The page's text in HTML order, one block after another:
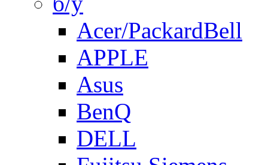
Acer/PackardBell
APPLE
Asus
BenQ
DELL